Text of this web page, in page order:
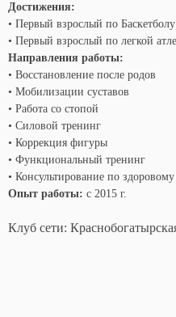
Достижения:
• Первый взрослый по Баскетболу
• Первый взрослый по легкой
Направления работы:
• Восстановление после родов
• Мобилизации суставов
• Работа со стопой
• Силовой тренинг
• Коррекция фигуры
• Функциональный тренинг
• Консультирование по
Опыт работы: с 2015 г.
Клуб сети: